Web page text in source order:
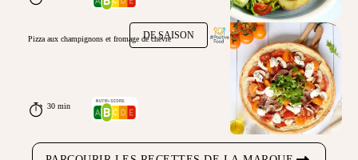
DE SAISON
Pizza aux champignons et fromage de chèvre
30 min